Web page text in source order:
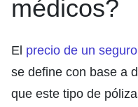
médicos?
El precio de un
se define con base a
que este tipo de